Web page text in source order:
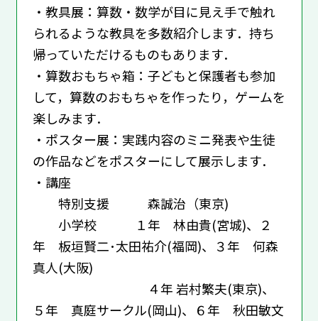
・教具展：算数・数学が目に見え手で触れ
られるような教具を多数紹介します．持ち
帰っていただけるものもあります．
・算数おもちゃ箱：子どもと保護者も参加
して，算数のおもちゃを作ったり，ゲームを
楽しみます．
・ポスター展：実践内容のミニ発表や生徒
の作品などをポスターにして展示します．
・講座
特別支援 森誠治（東京)
小学校 １年 林由貴(宮城)、２
年 板垣賢二･太田祐介(福岡)、３年 何森
真人(大阪)
４年 岩村繁夫(東京)、
５年 真庭サークル(岡山)、６年 秋田敏文